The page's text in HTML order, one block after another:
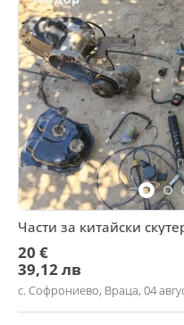
Части за китайски
20 €
39,12 лв
с. Софрониево, Враца, 04